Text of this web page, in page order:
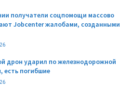
получатели соцпомощи массово
Jobcenter жалобами, созданными
дрон ударил по железнодорожной
есть погибшие